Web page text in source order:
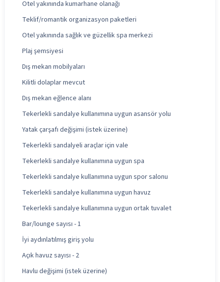
Otel yakınında kumarhane olanağı
Teklif/romantik organizasyon paketleri
Otel yakınında sağlık ve güzellik spa merkezi
Plaj şemsiyesi
Dış mekan mobilyaları
Kilitli dolaplar mevcut
Dış mekan eğlence alanı
Tekerlekli sandalye kullanımına uygun asansör yolu
Yatak çarşafı değişimi (istek üzerine)
Tekerlekli sandalyeli araçlar için vale
Tekerlekli sandalye kullanımına uygun spa
Tekerlekli sandalye kullanımına uygun spor salonu
Tekerlekli sandalye kullanımına uygun havuz
Tekerlekli sandalye kullanımına uygun ortak tuvalet
Bar/lounge sayısı - 1
İyi aydınlatılmış giriş yolu
Açık havuz sayısı - 2
Havlu değişimi (istek üzerine)